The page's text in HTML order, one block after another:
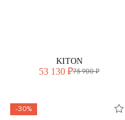
KITON
53 130 ₽75 900 ₽
-30%